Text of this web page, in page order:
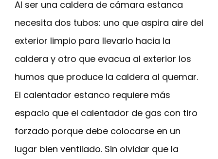
Al ser una caldera de cámara estanca
necesita dos tubos: uno que aspira aire del
exterior limpio para llevarlo hacia la
caldera y otro que evacua al exterior los
humos que produce la caldera al quemar.
El calentador estanco requiere más
espacio que el calentador de gas con tiro
forzado porque debe colocarse en un
lugar bien ventilado. Sin olvidar que la